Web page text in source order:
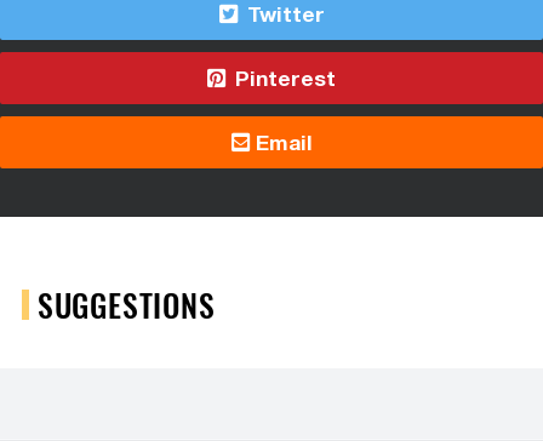
Twitter
Pinterest
Email
SUGGESTIONS